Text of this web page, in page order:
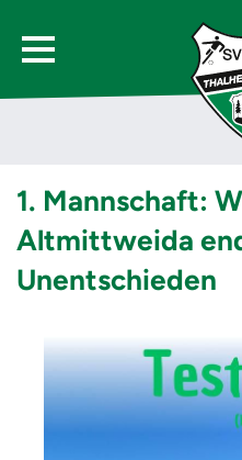
1. Mannschaft:
Altmittweida
Unentschieden